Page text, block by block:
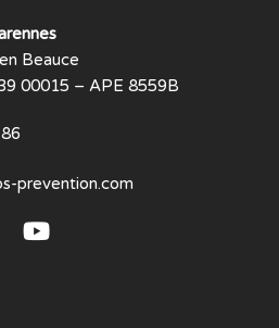
Beauce
00015 – APE 8559B
prevention.com